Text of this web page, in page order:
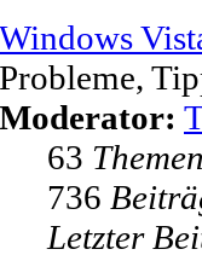
Windows
Probleme,
Moderator:
63
736
Letzter